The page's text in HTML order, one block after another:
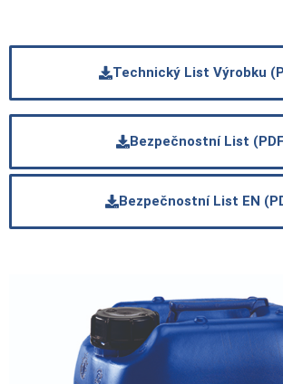
Technický List Výrobku
Bezpečnostní List
Bezpečnostní List EN